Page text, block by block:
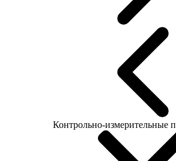
Контрольно-измерительные